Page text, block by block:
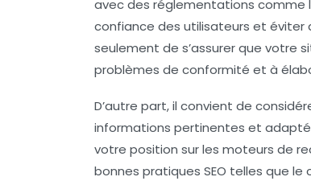
avec des réglementations comme
confiance des utilisateurs et éviter
seulement de s’assurer que votre
problèmes de conformité et à
D’autre part, il convient de
informations pertinentes et
votre position sur les moteurs de
bonnes pratiques SEO telles que le